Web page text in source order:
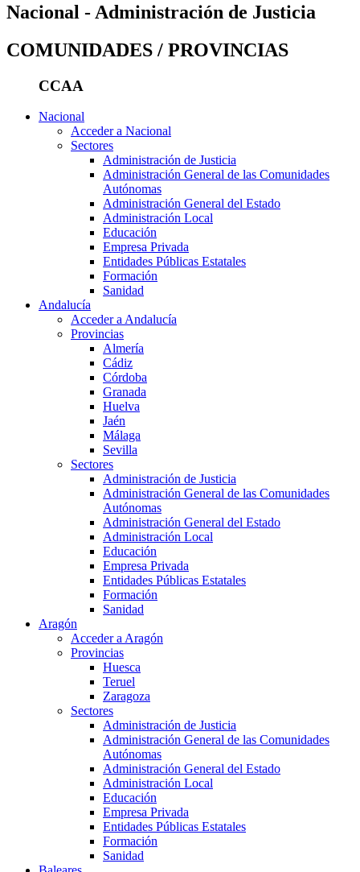
Nacional - Administración de Justicia
COMUNIDADES / PROVINCIAS
CCAA
Nacional
Acceder a Nacional
Sectores
Administración de Justicia
Administración General de las Comunidades
Autónomas
Administración General del Estado
Administración Local
Educación
Empresa Privada
Entidades Públicas Estatales
Formación
Sanidad
Andalucía
Acceder a Andalucía
Provincias
Almería
Cádiz
Córdoba
Granada
Huelva
Jaén
Málaga
Sevilla
Sectores
Administración de Justicia
Administración General de las Comunidades
Autónomas
Administración General del Estado
Administración Local
Educación
Empresa Privada
Entidades Públicas Estatales
Formación
Sanidad
Aragón
Acceder a Aragón
Provincias
Huesca
Teruel
Zaragoza
Sectores
Administración de Justicia
Administración General de las Comunidades
Autónomas
Administración General del Estado
Administración Local
Educación
Empresa Privada
Entidades Públicas Estatales
Formación
Sanidad